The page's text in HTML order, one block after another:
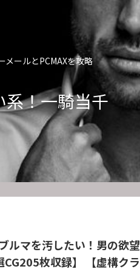
メールとPCMAXを攻略
系！一騎当千
ルマを汚したい！男の欲望
枚収録】 【虚構クラ